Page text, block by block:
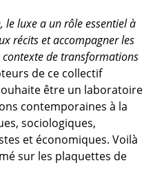
le luxe a un rôle essentiel à
récits et accompagner les
de transformations
de ce collectif
être un laboratoire
contemporaines à la
sociologiques,
et économiques. Voilà
sur les plaquettes de